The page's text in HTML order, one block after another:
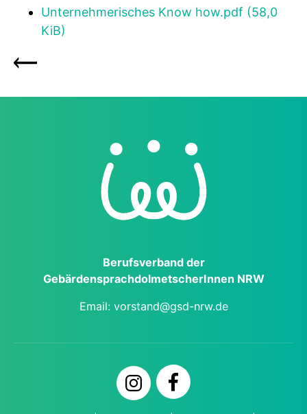
Unternehmerisches Know how.pdf (58,0
KiB)
Berufs­verband der
Gebärden­sprach­dol­metscher­Innen NRW
Email: vorstand@gsd-nrw.de